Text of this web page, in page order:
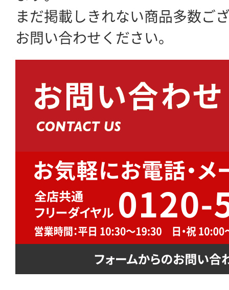
まだ掲載しきれない商品多数ご
お問い合わせください。